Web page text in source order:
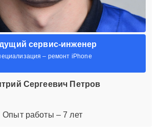
сервис-инженер
– ремонт iPhone
Сергеевич Петров
Опыт работы – 7 лет